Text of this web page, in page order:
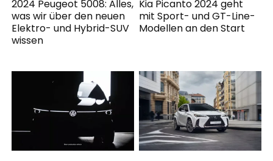
2024 Peugeot 5008: Alles,
was wir über den neuen
Elektro- und Hybrid-SUV
wissen
Kia Picanto 2024 geht
mit Sport- und GT-Line-
Modellen an den Start